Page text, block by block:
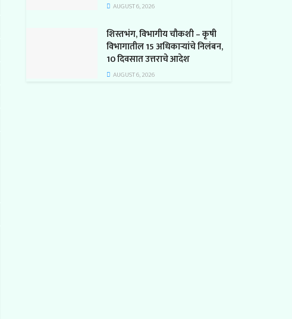
AUGUST 6, 2026
शिस्तभंग, विभागीय चौकशी – कृषी
विभागातील 15 अधिकाऱ्यांचे निलंबन,
10 दिवसात उत्तराचे आदेश
AUGUST 6, 2026